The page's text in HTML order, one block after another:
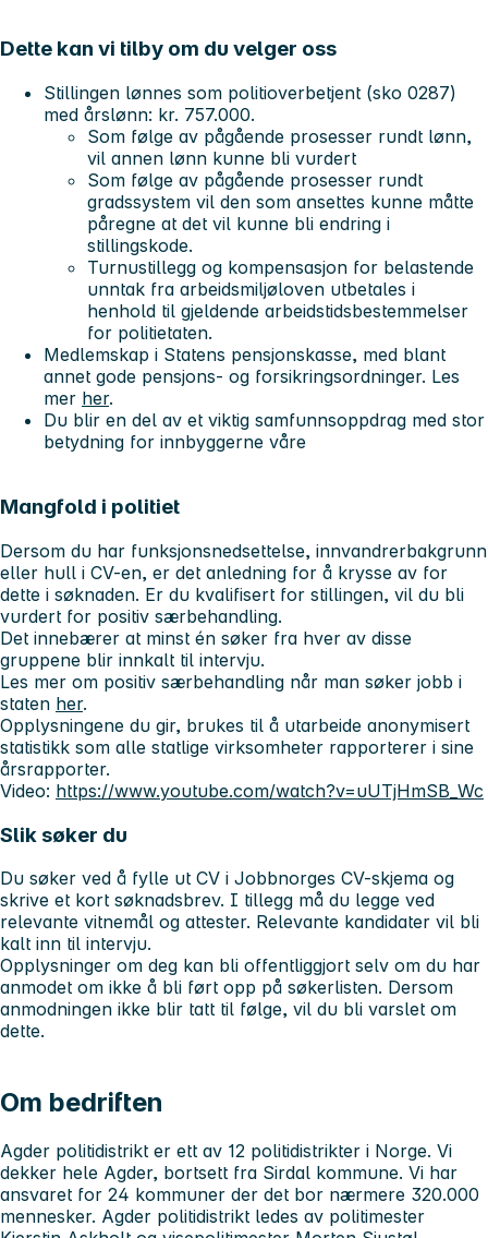
Dette kan vi tilby om du velger oss
Stillingen lønnes som politioverbetjent (sko 0287)
med årslønn: kr. 757.000.
Som følge av pågående prosesser rundt lønn,
vil annen lønn kunne bli vurdert
Som følge av pågående prosesser rundt
gradssystem vil den som ansettes kunne måtte
påregne at det vil kunne bli endring i
stillingskode.
Turnustillegg og kompensasjon for belastende
unntak fra arbeidsmiljøloven utbetales i
henhold til gjeldende arbeidstidsbestemmelser
for politietaten.
Medlemskap i Statens pensjonskasse, med blant
annet gode pensjons- og forsikringsordninger. Les
mer her.
Du blir en del av et viktig samfunnsoppdrag med stor
betydning for innbyggerne våre
Mangfold i politiet
Dersom du har funksjonsnedsettelse, innvandrerbakgrunn
eller hull i CV-en, er det anledning for å krysse av for
dette i søknaden. Er du kvalifisert for stillingen, vil du bli
vurdert for positiv særbehandling.
Det innebærer at minst én søker fra hver av disse
gruppene blir innkalt til intervju.
Les mer om positiv særbehandling når man søker jobb i
staten her.
Opplysningene du gir, brukes til å utarbeide anonymisert
statistikk som alle statlige virksomheter rapporterer i sine
årsrapporter.
Video: https://www.youtube.com/watch?v=uUTjHmSB_Wc
Slik søker du
Du søker ved å fylle ut CV i Jobbnorges CV-skjema og
skrive et kort søknadsbrev. I tillegg må du legge ved
relevante vitnemål og attester. Relevante kandidater vil bli
kalt inn til intervju.
Opplysninger om deg kan bli offentliggjort selv om du har
anmodet om ikke å bli ført opp på søkerlisten. Dersom
anmodningen ikke blir tatt til følge, vil du bli varslet om
dette.
Om bedriften
Agder politidistrikt er ett av 12 politidistrikter i Norge. Vi
dekker hele Agder, bortsett fra Sirdal kommune. Vi har
ansvaret for 24 kommuner der det bor nærmere 320.000
mennesker. Agder politidistrikt ledes av politimester